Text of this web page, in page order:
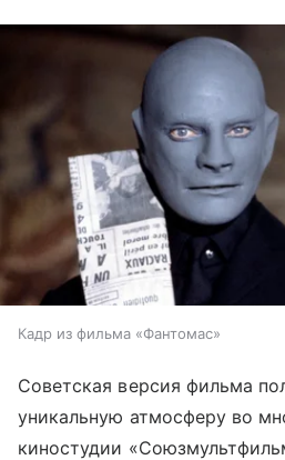
Кадр из фильма «Фантомас»
Советская версия фильма
уникальную атмосферу во
киностудии